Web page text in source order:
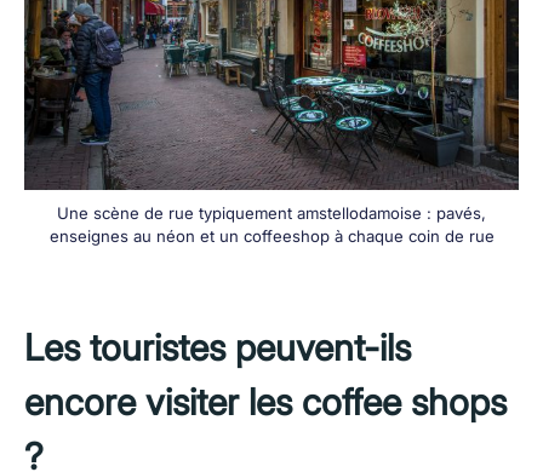
Une scène de rue typiquement amstellodamoise : pavés,
enseignes au néon et un coffeeshop à chaque coin de rue
Les touristes peuvent-ils
encore visiter les coffee shops
?